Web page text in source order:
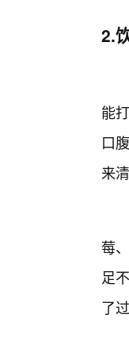
2.
能
口
来
莓
足
了